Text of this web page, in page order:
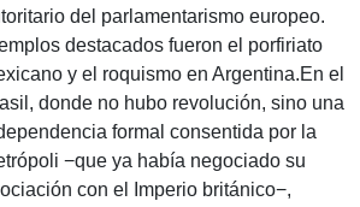
del parlamentarismo europeo.
destacados fueron el porfiriato
y el roquismo en Argentina.En el
donde no hubo revolución, sino una
formal consentida por la
−que ya había negociado su
con el Imperio británico−,